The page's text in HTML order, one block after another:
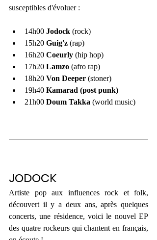
susceptibles d'évoluer :
14h00 Jodock (rock)
15h20 Guig'z (rap)
16h20 Coeurly (hip hop)
17h20 Lamzo (afro rap)
18h20 Von Deeper (stoner)
19h40 Kamarad (post punk)
21h00 Doum Takka (world music)
JODOCK
Artiste pop aux influences rock et folk,
découvert il y a deux ans, après quelques
concerts, une résidence, voici le nouvel EP
des quatre rockeurs qui chantent en français,